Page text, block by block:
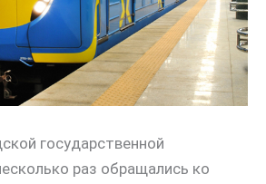
государственной
раз обращались ко